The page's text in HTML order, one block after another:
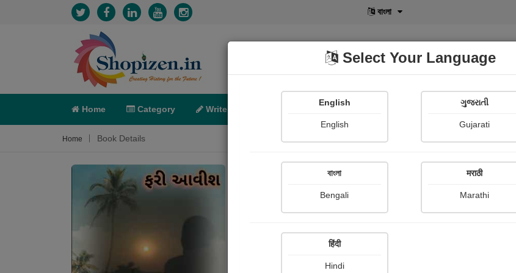
বাংলা
Home Category Write POD Shopi Gallery
Home Book Details
મીરા પટેલ
તું, હું ને ઢળતી સાંજ...
Select Your Language
English
English
ગુજરાતી
Gujarati
বাংলা
Bengali
मराठी
Marathi
हिंदी
Hindi